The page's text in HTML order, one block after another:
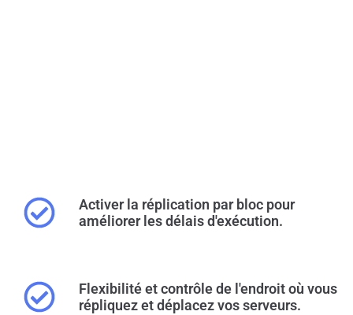
Activer la réplication par bloc pour
améliorer les délais d'exécution.
Flexibilité et contrôle de l'endroit où vous
répliquez et déplacez vos serveurs.